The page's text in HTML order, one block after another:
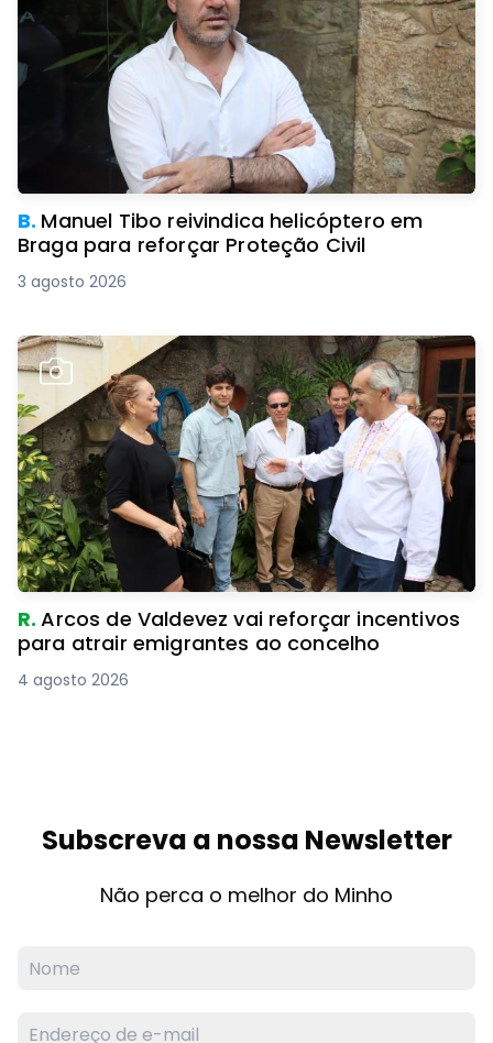
B. Manuel Tibo reivindica helicóptero em
Braga para reforçar Proteção Civil
3 agosto 2026
R.Arcos de Valdevez vai reforçar incentivos
para atrair emigrantes ao concelho
4 agosto 2026
Subscreva a nossa Newsletter
Não perca o melhor do Minho